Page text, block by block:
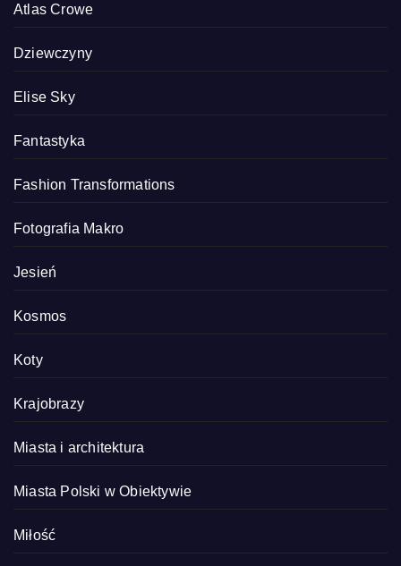
Atlas Crowe
Dziewczyny
Elise Sky
Fantastyka
Fashion Transformations
Fotografia Makro
Jesień
Kosmos
Koty
Krajobrazy
Miasta i architektura
Miasta Polski w Obiektywie
Miłość